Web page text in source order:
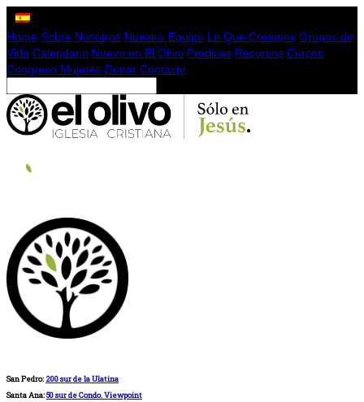
Home Sobre Nosotros Nuestro Equipo Lo Que Creemos Grupos de
Vida Calendario Nuevo en El Olivo Prédicas Recursos Cursos
Congreso Mujeres Donar Contacto
San Pedro: 200 sur de la Ulatina
Santa Ana:50 sur de Condo. Viewpoint